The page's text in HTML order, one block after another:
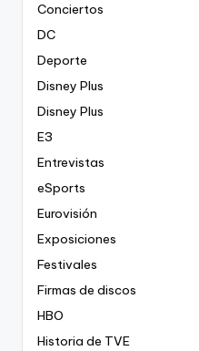
Conciertos
DC
Deporte
Disney Plus
Disney Plus
E3
Entrevistas
eSports
Eurovisión
Exposiciones
Festivales
Firmas de discos
HBO
Historia de TVE